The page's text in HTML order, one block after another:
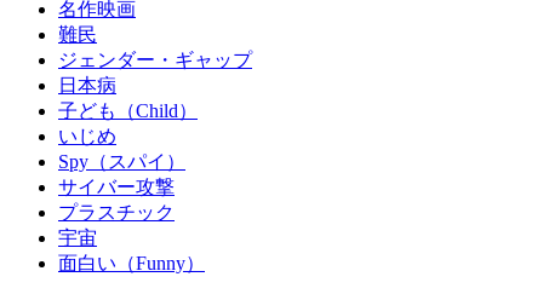
名作映画
難民
ジェンダー・ギャップ
日本病
子ども（Child）
いじめ
Spy（スパイ）
サイバー攻撃
プラスチック
宇宙
面白い（Funny）